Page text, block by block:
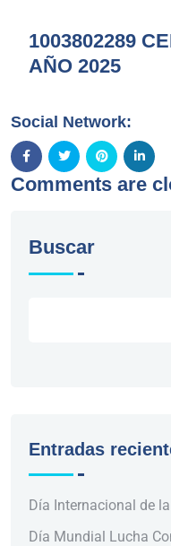
1003802289
AÑO 2025
Social Network:
Comments are
Buscar
Entradas
Día Internacional de
Día Mundial Lucha